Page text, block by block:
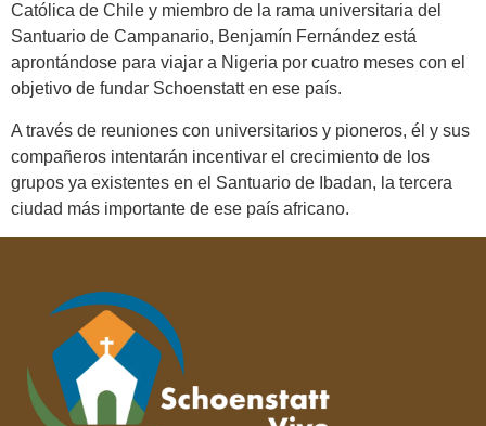
Católica de Chile y miembro de la rama universitaria del
Santuario de Campanario, Benjamín Fernández está
aprontándose para viajar a Nigeria por cuatro meses con el
objetivo de fundar Schoenstatt en ese país.
A través de reuniones con universitarios y pioneros, él y sus
compañeros intentarán incentivar el crecimiento de los
grupos ya existentes en el Santuario de Ibadan, la tercera
ciudad más importante de ese país africano.